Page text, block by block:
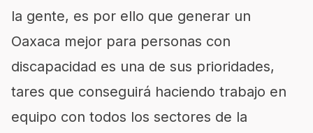
la gente, es por ello que generar un
Oaxaca mejor para personas con
discapacidad es una de sus prioridades,
tares que conseguirá haciendo trabajo en
equipo con todos los sectores de la